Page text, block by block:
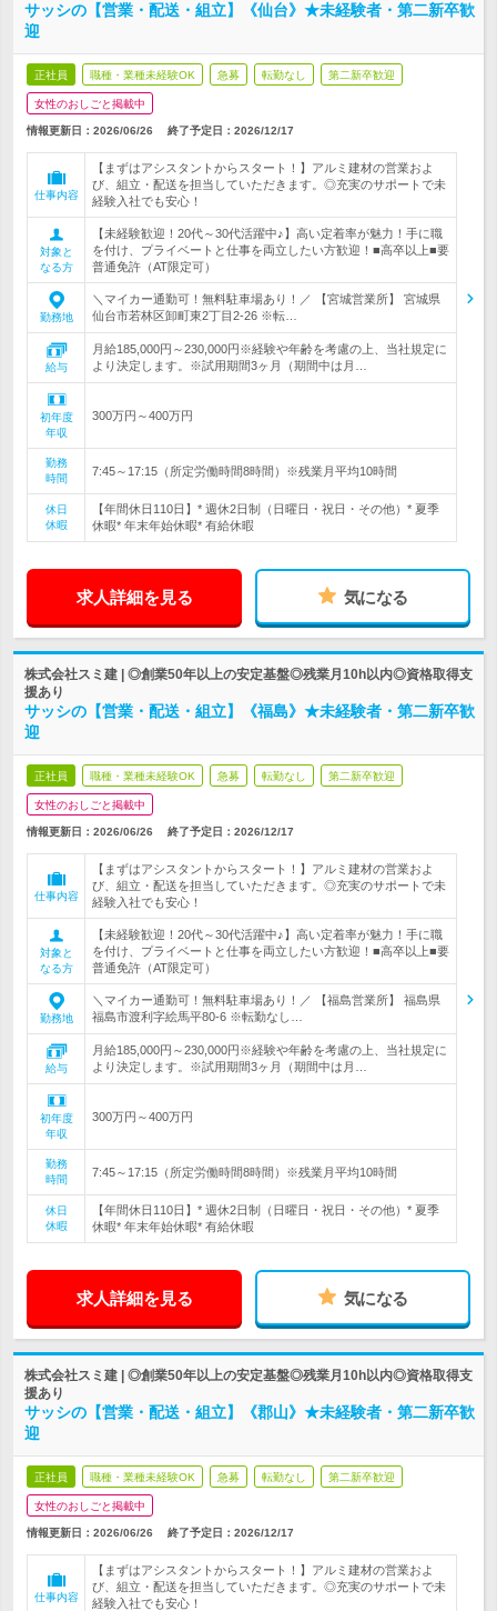
サッシの【営業・配送・組立】《仙台》★未経験者・第二新卒歓
迎
正社員 職種・業種未経験OK 急募 転勤なし 第二新卒歓迎
女性のおしごと掲載中
情報更新日：2026/06/26 終了予定日： 2026/12/17
仕事内容
【まずはアシスタントからスタート！】アルミ建材の営業およ
び、組立・配送を担当していただきます。◎充実のサポートで未
経験入社でも安心！
対象と
なる方
【未経験歓迎！20代～30代活躍中♪】高い定着率が魅力！手に職
を付け、プライベートと仕事を両立したい方歓迎！■高卒以上■要
普通免許（AT限定可）
勤務地
＼マイカー通勤可！無料駐車場あり！／ 【宮城営業所】 宮城県
仙台市若林区卸町東2丁目2-26 ※転…
給与
月給185,000円～230,000円※経験や年齢を考慮の上、当社規定に
より決定します。※試用期間3ヶ月（期間中は月…
初年度
年収
300万円～400万円
勤務
時間
7:45～17:15（所定労働時間8時間）※残業月平均10時間
休日
休暇
【年間休日110日】* 週休2日制（日曜日・祝日・その他）* 夏季
休暇* 年末年始休暇* 有給休暇
求人詳細を見る 気になる
株式会社スミ建 | ◎創業50年以上の安定基盤◎残業月10h以内◎資格取得支
援あり
サッシの【営業・配送・組立】《福島》★未経験者・第二新卒歓
迎
正社員 職種・業種未経験OK 急募 転勤なし 第二新卒歓迎
女性のおしごと掲載中
情報更新日：2026/06/26 終了予定日： 2026/12/17
仕事内容
【まずはアシスタントからスタート！】アルミ建材の営業およ
び、組立・配送を担当していただきます。◎充実のサポートで未
経験入社でも安心！
対象と
なる方
【未経験歓迎！20代～30代活躍中♪】高い定着率が魅力！手に職
を付け、プライベートと仕事を両立したい方歓迎！■高卒以上■要
普通免許（AT限定可）
勤務地
＼マイカー通勤可！無料駐車場あり！／ 【福島営業所】 福島県
福島市渡利字絵馬平80-6 ※転勤なし…
給与
月給185,000円～230,000円※経験や年齢を考慮の上、当社規定に
より決定します。※試用期間3ヶ月（期間中は月…
初年度
年収
300万円～400万円
勤務
時間
7:45～17:15（所定労働時間8時間）※残業月平均10時間
休日
休暇
【年間休日110日】* 週休2日制（日曜日・祝日・その他）* 夏季
休暇* 年末年始休暇* 有給休暇
求人詳細を見る 気になる
株式会社スミ建 | ◎創業50年以上の安定基盤◎残業月10h以内◎資格取得支
援あり
サッシの【営業・配送・組立】《郡山》★未経験者・第二新卒歓
迎
正社員 職種・業種未経験OK 急募 転勤なし 第二新卒歓迎
女性のおしごと掲載中
情報更新日：2026/06/26 終了予定日： 2026/12/17
仕事内容
【まずはアシスタントからスタート！】アルミ建材の営業およ
び、組立・配送を担当していただきます。◎充実のサポートで未
経験入社でも安心！